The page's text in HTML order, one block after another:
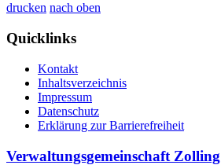
drucken nach oben
Quicklinks
Kontakt
Inhaltsverzeichnis
Impressum
Datenschutz
Erklärung zur Barrierefreiheit
Verwaltungsgemeinschaft Zolling